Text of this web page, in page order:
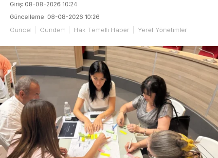
Giriş: 08-08-2026 10:24
Güncelleme: 08-08-2026 10:26
Güncel Gündem Hak Temelli Haber Yerel Yönetimler